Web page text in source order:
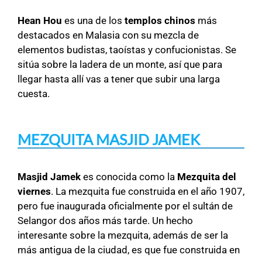
Hean Hou es una de los templos chinos más
destacados en Malasia con su mezcla de
elementos budistas, taoístas y confucionistas. Se
sitúa sobre la ladera de un monte, así que para
llegar hasta allí vas a tener que subir una larga
cuesta.
MEZQUITA MASJID JAMEK
Masjid Jamek es conocida como la Mezquita del
viernes. La mezquita fue construida en el año 1907,
pero fue inaugurada oficialmente por el sultán de
Selangor dos años más tarde. Un hecho
interesante sobre la mezquita, además de ser la
más antigua de la ciudad, es que fue construida en